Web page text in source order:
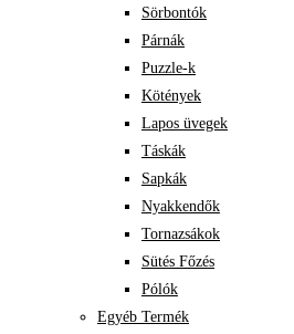
Sörbontók
Párnák
Puzzle-k
Kötények
Lapos üvegek
Táskák
Sapkák
Nyakkendők
Tornazsákok
Sütés Főzés
Pólók
Egyéb Termék